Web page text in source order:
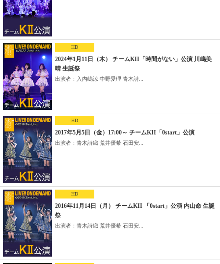
HD
2024年1月11日（木） チームKII「時間がない」公演 川嶋美
晴 生誕祭
出演者：入内嶋涼 中野愛理 青木詩...
HD
2017年5月5日（金）17:00～ チームKII「0start」公演
出演者：青木詩織 荒井優希 石田安...
HD
2016年11月14日（月） チームKII 「0start」公演 内山命 生誕
祭
出演者：青木詩織 荒井優希 石田安...